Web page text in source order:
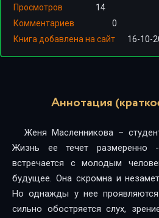
Просмотров
14
Комментариев
0
Книга добавлена на сайт
16-10-
Аннотация
Женя Масленникова –
Жизнь ее течет размеренно
встречается с молодым
будущее. Она скромна и
Но однажды у нее
сильно обостряется слух,